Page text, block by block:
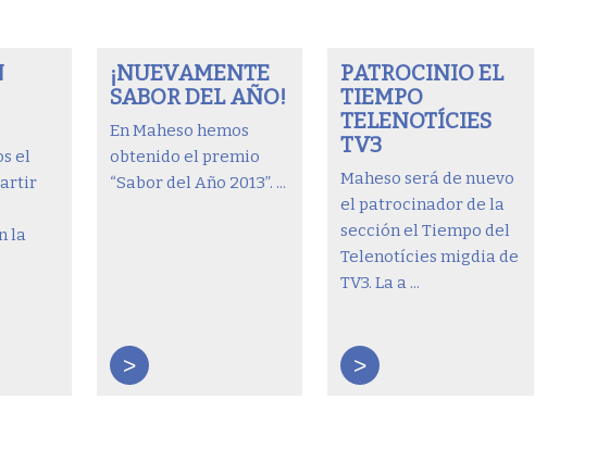
el
la
¡NUEVAMENTE
SABOR DEL AÑO!
En Maheso hemos
obtenido el premio
“Sabor del Año 2013”. ...
>
PATROCINIO EL
TIEMPO
TELENOTÍCIES
TV3
Maheso será de nuevo
el patrocinador de la
sección el Tiempo del
Telenotícies migdia de
TV3. La a ...
>